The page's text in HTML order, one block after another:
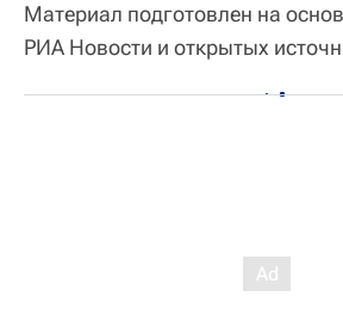
Материал подготовлен на
РИА Новости и открытых